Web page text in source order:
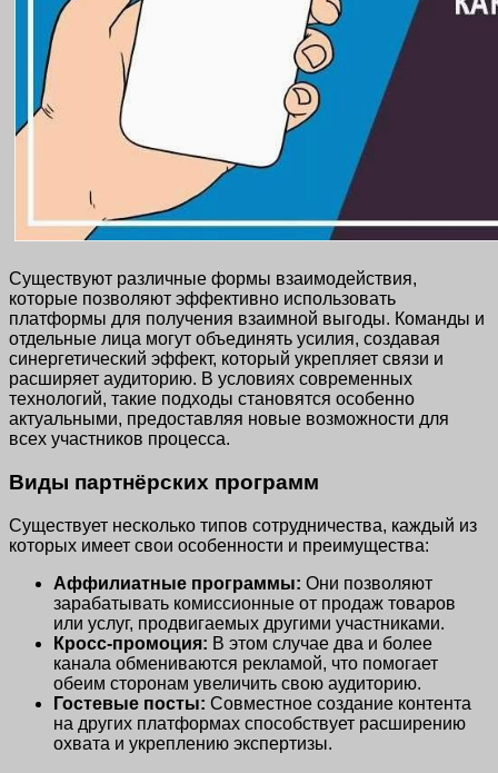
Существуют различные формы взаимодействия,
которые позволяют эффективно использовать
платформы для получения взаимной выгоды. Команды и
отдельные лица могут объединять усилия, создавая
синергетический эффект, который укрепляет связи и
расширяет аудиторию. В условиях современных
технологий, такие подходы становятся особенно
актуальными, предоставляя новые возможности для
всех участников процесса.
Виды партнёрских программ
Существует несколько типов сотрудничества, каждый из
которых имеет свои особенности и преимущества:
Аффилиатные программы: Они позволяют
зарабатывать комиссионные от продаж товаров
или услуг, продвигаемых другими участниками.
Кросс-промоция: В этом случае два и более
канала обмениваются рекламой, что помогает
обеим сторонам увеличить свою аудиторию.
Гостевые посты: Совместное создание контента
на других платформах способствует расширению
охвата и укреплению экспертизы.